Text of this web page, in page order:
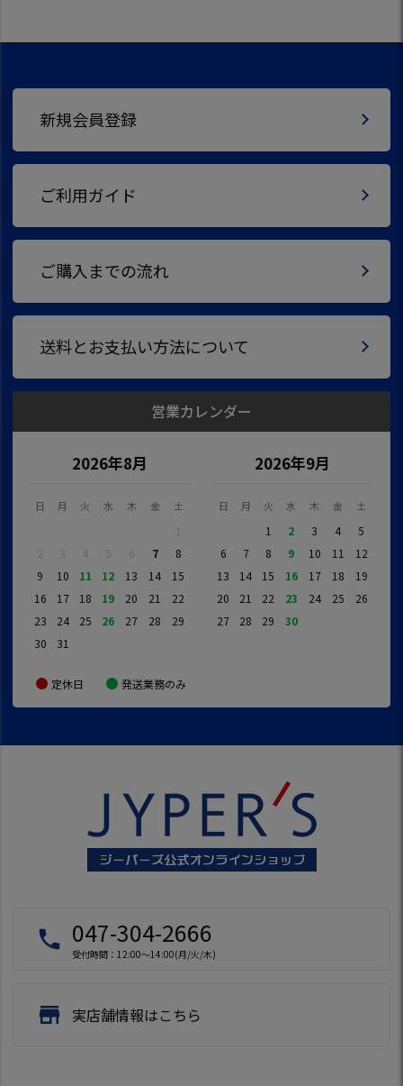
新規会員登録
ご利用ガイド
ご購入までの流れ
送料とお支払い方法について
営業カレンダー
2026年8月
日 月 火 水 木 金 土
1
2
3 4 5 6 7
8
9
10 11 12 13 14
15
16
17 18 19 20 21
22
23
24 25 26 27 28
29
30
31
2026年9月
日 月 火 水 木 金 土
1 2 3 4
5
6
7 8 9 10 11
12
13
14 15 16 17 18
19
20
21 22 23 24 25
26
27
28 29 30
定休日 発送業務のみ
local_phone 047-304-2666
受付時間：12:00～14:00(月/火/木)
store 実店舗情報はこちら